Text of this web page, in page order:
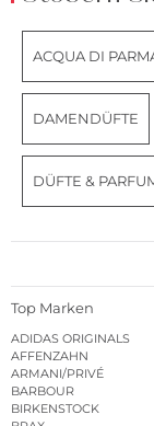
ACQUA DI
DAMENDÜFTE
DÜFTE &
Top Marken
ADIDAS ORIGINALS
AFFENZAHN
ARMANI/PRIVÉ
BARBOUR
BIRKENSTOCK